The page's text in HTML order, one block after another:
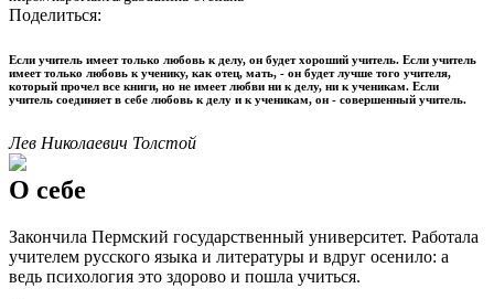
Поделиться:
Если учитель имеет только любовь к делу, он будет хороший учитель. Если учитель
имеет только любовь к ученику, как отец, мать, - он будет лучше того учителя,
который прочел все книги, но не имеет любви ни к делу, ни к ученикам. Если
учитель соединяет в себе любовь к делу и к ученикам, он - совершенный учитель.
Лев Николаевич Толстой
О себе
Закончила Пермский государственный университет. Работала
учителем русского языка и литературы и вдруг осенило: а
ведь психология это здорово и пошла учиться.